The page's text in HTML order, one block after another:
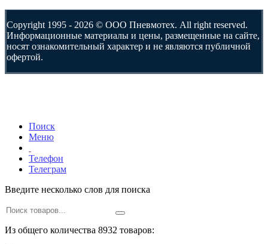
Copyright 1995 - 2026 © ООО Пневмотех. All right reserved.
Информационные материалы и цены, размещенные на сайте,
носят ознакомительный характер и не являются публичной
офертой.
Поиск
Меню
Телефон
Телеграм
Введите несколько слов для поиска
Из общего количества 8932 товаров: